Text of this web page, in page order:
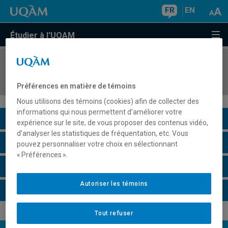
FR EN
Étudier à l'UQAM
COURS//
Description du cours
Horaire - Été 2026
Préférences en matière de témoins
Nous utilisons des témoins (cookies) afin de collecter des
informations qui nous permettent d’améliorer votre
expérience sur le site, de vous proposer des contenus vidéo,
d’analyser les statistiques de fréquentation, etc. Vous
pouvez personnaliser votre choix en sélectionnant
« Préférences ».
Tout refuser
Autoriser les témoins